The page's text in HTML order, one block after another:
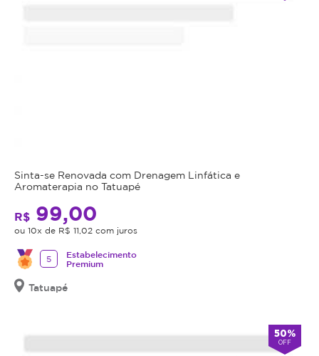
Sinta-se Renovada com Drenagem Linfática e
Aromaterapia no Tatuapé
R$ 99,00
ou 10x de R$ 11,02 com juros
5
Estabelecimento
Premium
Tatuapé
50%
OFF